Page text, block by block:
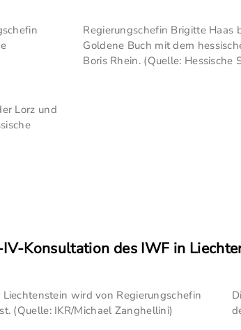
Regierungschefin Brigitte Haas
Goldene Buch mit dem
Boris Rhein. (Quelle: Hessische
Lorz und
Konsultation des IWF in
wird von Regierungschefin
(Quelle: IKR/Michael Zanghellini)